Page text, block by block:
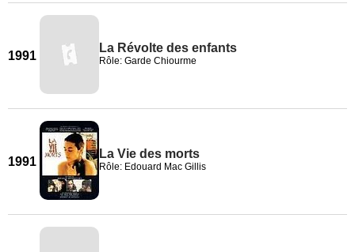
1991
La Révolte des enfants
Rôle: Garde Chiourme
1991
La Vie des morts
Rôle: Edouard Mac Gillis